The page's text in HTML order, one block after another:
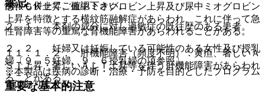
２．１． 本剤の成分に対し過敏症の既往歴のある患者。
２．２． 妊婦又は妊娠している可能性のある女性及び授乳
婦〔９．５妊婦、９．６授乳婦の項参照〕。
重要な基本的注意
感、ＣＫ上昇、血中ミオグロビン上昇及び尿中ミオグロビン
上昇を特徴とする横紋筋融解症があらわれ、これに伴って急
性腎障害等の重篤な腎機能障害があらわれることがある。
１１．１．２． 肝機能障害（頻度不明）：黄疸、著しいＡ
ＳＴ上昇・著しいＡＬＴ上昇等を伴う肝機能障害があらわれ
ることがある。
情報も併せてご確認下さい。
※本製品は疾病の診断・治療・予防を目的としたプログラム
ではありません。